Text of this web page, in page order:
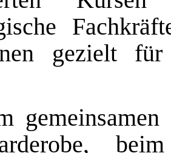
gezielt
beim